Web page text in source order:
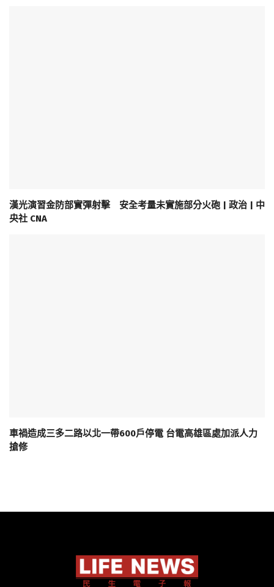
漢光演習金防部實彈射擊 安全考量未實施部分火砲 | 政治 | 中
央社 CNA
車禍造成三多二路以北一帶600戶停電 台電高雄區處加派人力
搶修